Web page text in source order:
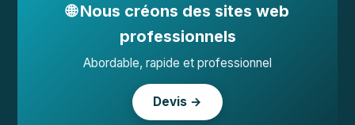
🌐 Nous créons des sites web
professionnels
Abordable, rapide et professionnel
Devis →